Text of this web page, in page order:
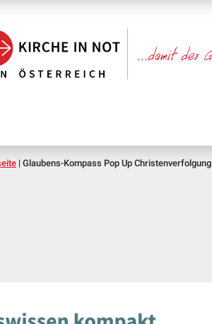
| Glaubens-Kompass Pop Up Christenverfolgung